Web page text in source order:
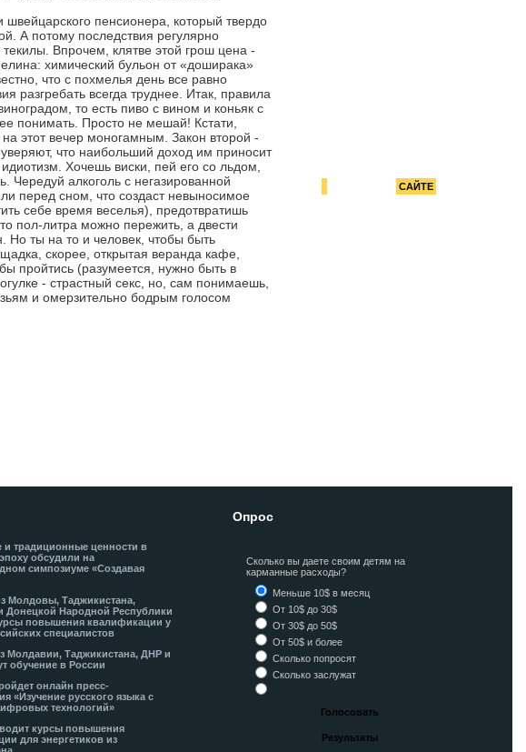
пенсионера, который твердо
А потому последствия регулярно
Впрочем, клятве этой грош цена -
химический бульон от «доширака»
что с похмелья день все равно
разгребать всегда труднее. Итак, правила
то есть пиво с вином и коньяк с
понимать. Просто не мешай! Кстати,
этот вечер моногамным. Закон второй -
что наибольший доход им приносит
Хочешь виски, пей его со льдом,
алкоголь с негазированной
перед сном, что создаст невыносимое
себе время веселья), предотвратишь
пол-литра можно пережить, а двести
Но ты на то и человек, чтобы быть
скорее, открытая веранда кафе,
пройтись (разумеется, нужно быть в
- страстный секс, но, сам понимаешь,
и омерзительно бодрым голосом
САЙТЕ
и традиционные ценности в
обсудили на
симпозиуме «Создавая
Молдовы, Таджикистана,
Донецкой Народной Республики
повышения квалификации у
специалистов
Молдавии, Таджикистана, ДНР и
обучение в России
онлайн пресс-
«Изучение русского языка с
технологий»
курсы повышения
для энергетиков из
Опрос
Сколько вы даете своим детям на
карманные расходы?
Меньше 10$ в месяц
От 10$ до 30$
От 30$ до 50$
От 50$ и более
Сколько попросят
Сколько заслужат